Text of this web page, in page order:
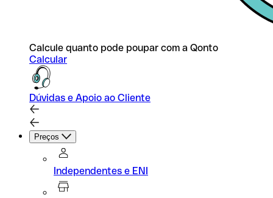
Calcule quanto pode poupar com a Qonto
Calcular
Dúvidas e Apoio ao Cliente
Preços
Independentes e ENI